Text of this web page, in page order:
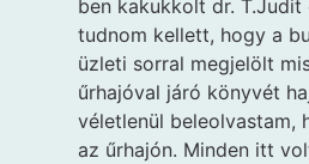
ben kakukkolt dr.
tudnom kellett, hogy a
üzleti sorral megjelölt
űrhajóval járó könyvét
véletlenül beleolvastam,
az űrhajón. Minden itt